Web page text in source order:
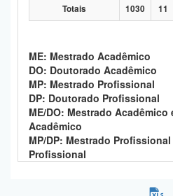
Totais 1030 11
ME: Mestrado Acadêmico
DO: Doutorado Acadêmico
MP: Mestrado Profissional
DP: Doutorado Profissional
ME/DO: Mestrado Acadêmico
Acadêmico
MP/DP: Mestrado
Profissional